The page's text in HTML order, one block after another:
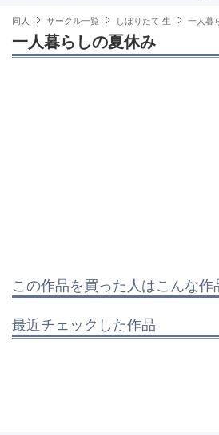
同人 サークル一覧 しぼりたて 生 一人暮
一人暮らしの夏休み
この作品を買った人はこんな
最近チェックした作品